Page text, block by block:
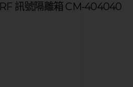
RF 訊號隔離箱 CM-404040